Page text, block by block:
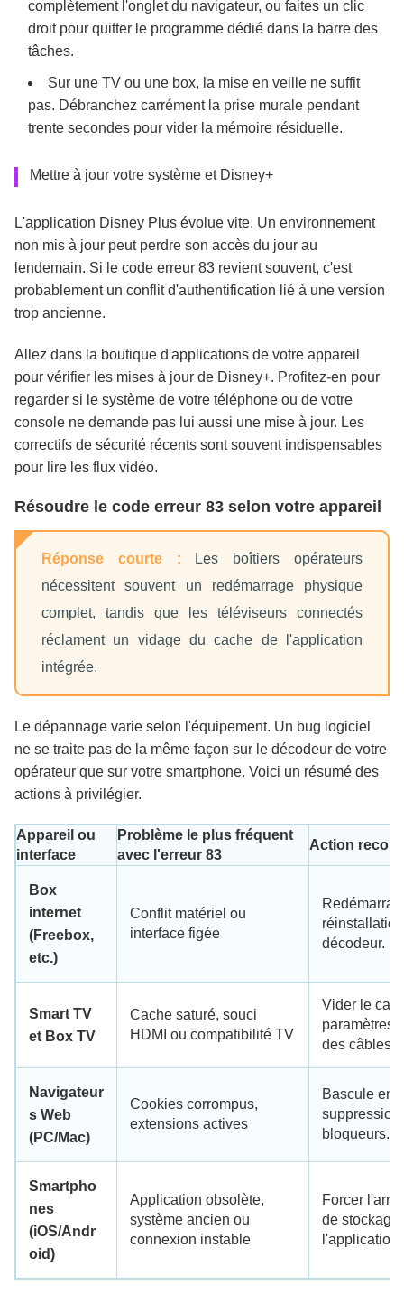
complètement l'onglet du navigateur, ou faites un clic
droit pour quitter le programme dédié dans la barre des
tâches.
Sur une TV ou une box, la mise en veille ne suffit
pas. Débranchez carrément la prise murale pendant
trente secondes pour vider la mémoire résiduelle.
Mettre à jour votre système et Disney+
L'application Disney Plus évolue vite. Un environnement
non mis à jour peut perdre son accès du jour au
lendemain. Si le code erreur 83 revient souvent, c'est
probablement un conflit d'authentification lié à une version
trop ancienne.
Allez dans la boutique d'applications de votre appareil
pour vérifier les mises à jour de Disney+. Profitez-en pour
regarder si le système de votre téléphone ou de votre
console ne demande pas lui aussi une mise à jour. Les
correctifs de sécurité récents sont souvent indispensables
pour lire les flux vidéo.
Résoudre le code erreur 83 selon votre appareil
Réponse courte : Les boîtiers opérateurs
nécessitent souvent un redémarrage physique
complet, tandis que les téléviseurs connectés
réclament un vidage du cache de l'application
intégrée.
Le dépannage varie selon l'équipement. Un bug logiciel
ne se traite pas de la même façon sur le décodeur de votre
opérateur que sur votre smartphone. Voici un résumé des
actions à privilégier.
Appareil ou
interface
Problème le plus fréquent
avec l'erreur 83
Action
Box
internet
(Freebox,
etc.)
Conflit matériel ou
interface figée
décodeur.
Smart TV
et Box TV
Cache saturé, souci
HDMI ou compatibilité TV
Vider le
paramètres
des câbles
Navigateur
s Web
(PC/Mac)
Cookies corrompus,
extensions actives
Bascule en
suppression
bloqueurs.
Smartpho
nes
(iOS/Andr
oid)
Application obsolète,
système ancien ou
connexion instable
Forcer
de stockage
l'application.